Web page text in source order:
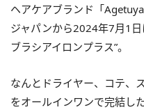
ヘアケアブランド「
ジャパンから2024年7月1
ブラシアイロンプラス”。
なんとドライヤー、コテ、
をオールインワンで完結し